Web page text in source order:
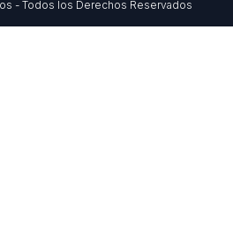
- Todos los Derechos Reservados